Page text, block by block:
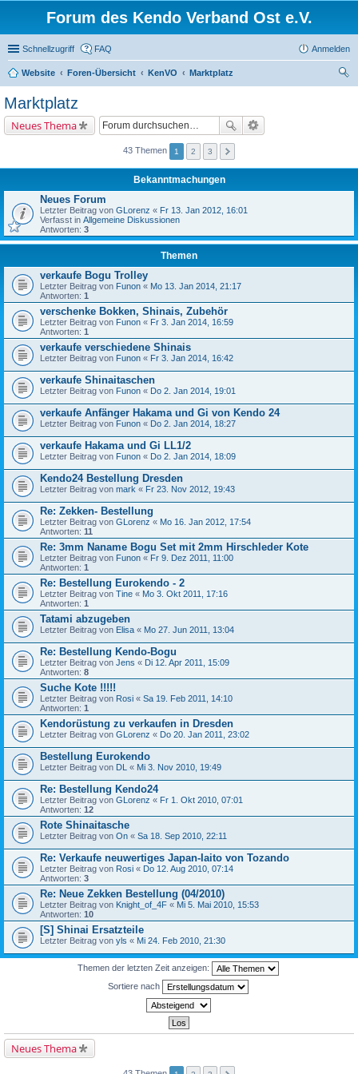
Forum des Kendo Verband Ost e.V.
Schnellzugriff FAQ Anmelden
Website Foren-Übersicht KenVO
Marktplatz
Marktplatz
Neues Thema
43 Themen 1 2 3
Bekanntmachungen
Neues Forum
Letzter Beitrag von GLorenz « Fr 13. Jan 2012, 16:01
Verfasst in Allgemeine Diskussionen
Antworten: 3
Themen
verkaufe Bogu Trolley
Letzter Beitrag von Funon « Mo 13. Jan 2014, 21:17
Antworten: 1
verschenke Bokken, Shinais, Zubehör
Letzter Beitrag von Funon « Fr 3. Jan 2014, 16:59
Antworten: 1
verkaufe verschiedene Shinais
Letzter Beitrag von Funon « Fr 3. Jan 2014, 16:42
verkaufe Shinaitaschen
Letzter Beitrag von Funon « Do 2. Jan 2014, 19:01
verkaufe Anfänger Hakama und Gi von Kendo 24
Letzter Beitrag von Funon « Do 2. Jan 2014, 18:27
verkaufe Hakama und Gi LL1/2
Letzter Beitrag von Funon « Do 2. Jan 2014, 18:09
Kendo24 Bestellung Dresden
Letzter Beitrag von mark « Fr 23. Nov 2012, 19:43
Re: Zekken- Bestellung
Letzter Beitrag von GLorenz « Mo 16. Jan 2012, 17:54
Antworten: 11
Re: 3mm Naname Bogu Set mit 2mm Hirschleder Kote
Letzter Beitrag von Funon « Fr 9. Dez 2011, 11:00
Antworten: 1
Re: Bestellung Eurokendo - 2
Letzter Beitrag von Tine « Mo 3. Okt 2011, 17:16
Antworten: 1
Tatami abzugeben
Letzter Beitrag von Elisa « Mo 27. Jun 2011, 13:04
Re: Bestellung Kendo-Bogu
Letzter Beitrag von Jens « Di 12. Apr 2011, 15:09
Antworten: 8
Suche Kote !!!!!
Letzter Beitrag von Rosi « Sa 19. Feb 2011, 14:10
Antworten: 1
Kendorüstung zu verkaufen in Dresden
Letzter Beitrag von GLorenz « Do 20. Jan 2011, 23:02
Bestellung Eurokendo
Letzter Beitrag von DL « Mi 3. Nov 2010, 19:49
Re: Bestellung Kendo24
Letzter Beitrag von GLorenz « Fr 1. Okt 2010, 07:01
Antworten: 12
Rote Shinaitasche
Letzter Beitrag von On « Sa 18. Sep 2010, 22:11
Re: Verkaufe neuwertiges Japan-Iaito von Tozando
Letzter Beitrag von Rosi « Do 12. Aug 2010, 07:14
Antworten: 3
Re: Neue Zekken Bestellung (04/2010)
Letzter Beitrag von Knight_of_4F « Mi 5. Mai 2010, 15:53
Antworten: 10
[S] Shinai Ersatzteile
Letzter Beitrag von yls « Mi 24. Feb 2010, 21:30
Themen der letzten Zeit anzeigen:
Sortiere nach
Neues Thema